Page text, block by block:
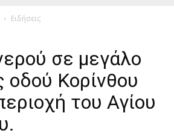
Ειδήσεις
σε μεγάλο
οδού Κορίνθου
του Αγίου